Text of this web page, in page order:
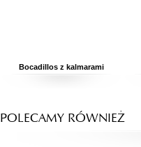
Bocadillos z kalmarami
POLECAMY RÓWNIEŻ